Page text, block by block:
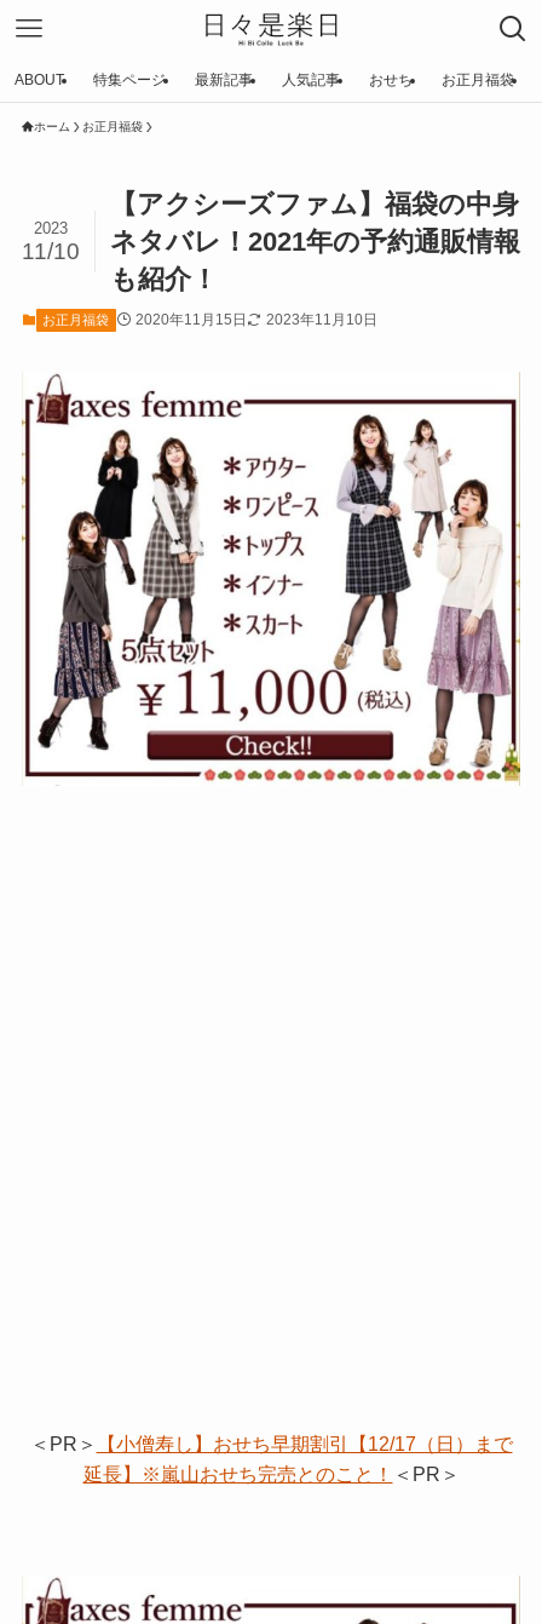
ABOUT 特集ページ 最新記事 人気記事 おせち お正月福袋
ホーム お正月福袋
【アクシーズファム】福袋の中身
ネタバレ！2021年の予約通販情報
も紹介！
2023
11/10
お正月福袋 2020年11月15日 2023年11月10日
＜PR＞
【小僧寿し】おせち早期割引【12/17（日）まで
延長】※嵐山おせち完売とのこと！
＜PR＞